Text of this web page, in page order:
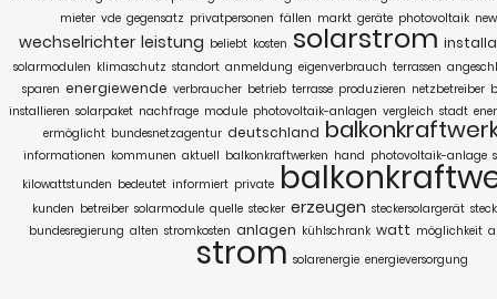
mieter vde gegensatz privatpersonen fällen markt geräte photovoltaik
wechselrichter leistung beliebt kosten solarstrom
solarmodulen klimaschutz standort anmeldung eigenverbrauch terrassen
sparen energiewende verbraucher betrieb terrasse produzieren netzbetreiber
installieren solarpaket nachfrage module photovoltaik-anlagen vergleich stadt
ermöglicht bundesnetzagentur deutschland
informationen kommunen aktuell balkonkraftwerken hand photovoltaik-anlage
kilowattstunden bedeutet informiert private
kunden betreiber solarmodule quelle stecker erzeugen steckersolargerät
bundesregierung alten stromkosten anlagen kühlschrank watt möglichkeit
strom solarenergie energieversorgung